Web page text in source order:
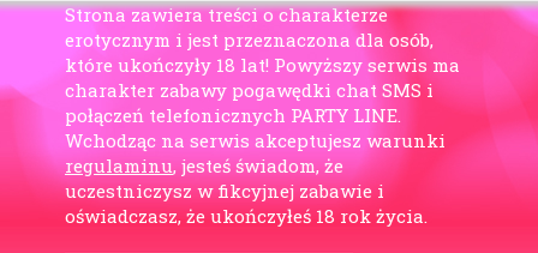
Strona zawiera treści o charakterze
erotycznym i jest przeznaczona dla osób,
które ukończyły 18 lat! Powyższy serwis ma
charakter zabawy pogawędki chat SMS i
połączeń telefonicznych PARTY LINE.
Wchodząc na serwis akceptujesz warunki
regulaminu, jesteś świadom, że
uczestniczysz w fikcyjnej zabawie i
oświadczasz, że ukończyłeś 18 rok życia.